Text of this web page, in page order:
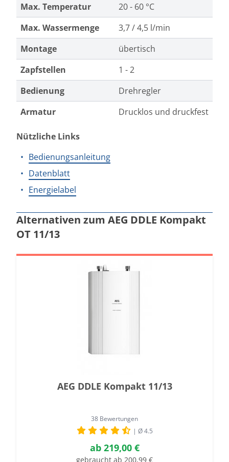
Max. Temperatur
20 - 60 °C
Max. Wassermenge
3,7 / 4,5 l/min
Montage
übertisch
Zapfstellen
1 - 2
Bedienung
Drehregler
Armatur
Drucklos und druckfest
Nützliche Links
Bedienungsanleitung
Datenblatt
Energielabel
Alternativen zum AEG DDLE Kompakt
OT 11/13
AEG DDLE Kompakt 11/13
38 Bewertungen
| Ø 4.5
ab219,00 €
gebraucht ab 200,99 €